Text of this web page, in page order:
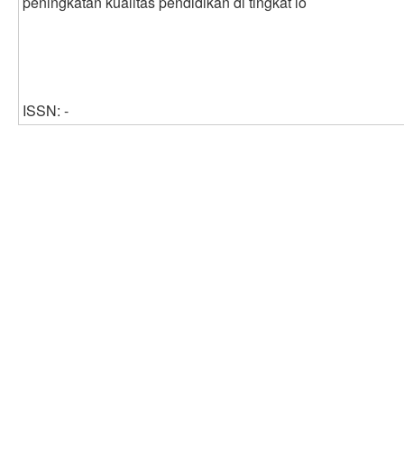
ISSN: -